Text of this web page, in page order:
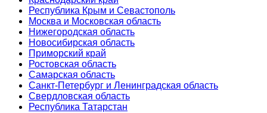
Республика Крым и Севастополь
Москва и Московская область
Нижегородская область
Новосибирская область
Приморский край
Ростовская область
Самарская область
Санкт-Петербург и Ленинградская область
Свердловская область
Республика Татарстан